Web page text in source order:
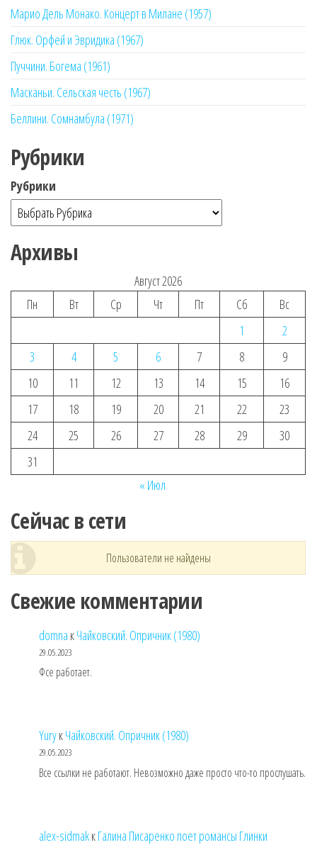
Марио Дель Монако. Концерт в Милане (1957)
Глюк. Орфей и Эвридика (1967)
Пуччини. Богема (1961)
Масканьи. Сельская честь (1967)
Беллини. Сомнамбула (1971)
Рубрики
Рубрики
Архивы
Август 2026
Пн
Вт Ср Чт Пт Сб
Вс
1
2
3
4 5 6 7 8
9
10
11 12 13 14 15
16
17
18 19 20 21 22
23
24
25 26 27 28 29
30
31
« Июл
Сейчас в сети
Пользователи не найдены
Свежие комментарии
domna кЧайковский. Опричник (1980)
29.05.2023
Фсе работает.
YuryкЧайковский. Опричник (1980)
29.05.2023
Все ссылки не работают. Невозможно даже просто что-то прослушать.
alex-sidmakкГалина Писаренко поет романсы Глинки